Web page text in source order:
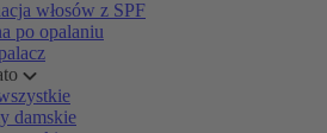
włosów z SPF
po opalaniu
damskie